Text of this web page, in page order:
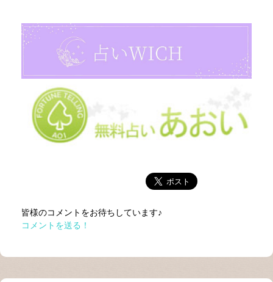
皆様のコメントをお待ちしています♪
コメントを送る！